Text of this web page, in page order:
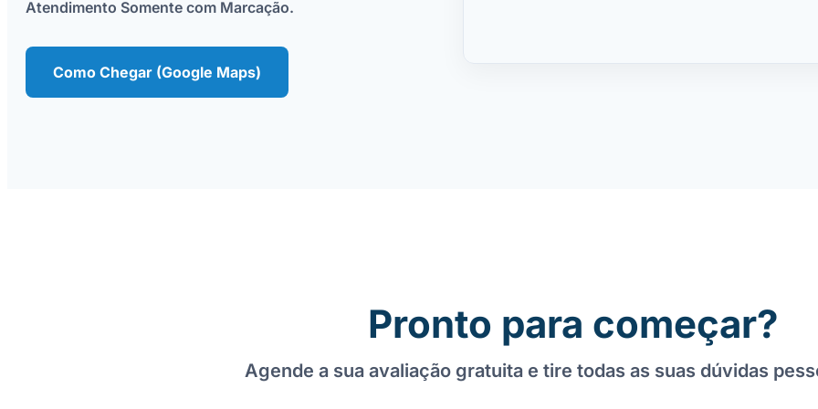
Atendimento Somente com Marcação.
Como Chegar (Google Maps)
Pronto para começar?
Agende a sua avaliação gratuita e tire todas as suas dúvidas